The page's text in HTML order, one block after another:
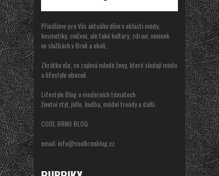
Přinášíme pro Vás aktuální dění v oblasti módy,
kosmetiky, cvičeni, ale také kultury, zdraví, novinek
ve službách v Brně a okolí…
Zkrátka vše, co zajímá mladé ženy, které sledují módu
a lifestyle obecně.
Lifestyle Blog o moderních tématech
životní styl, jídlo, hudba, módní trendy a další.
COOL BRNO BLOG
email:info@coolbrnoblog.cz